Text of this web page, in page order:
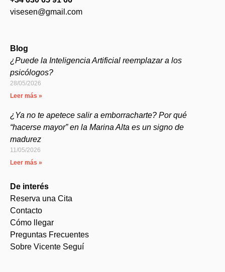
visesen@gmail.com
Blog
¿Puede la Inteligencia Artificial reemplazar a los
psicólogos?
28/05/2026
Leer más »
¿Ya no te apetece salir a emborracharte? Por qué
“hacerse mayor” en la Marina Alta es un signo de
madurez
11/05/2026
Leer más »
De interés
Reserva una Cita
Contacto
Cómo llegar
Preguntas Frecuentes
Sobre Vicente Seguí